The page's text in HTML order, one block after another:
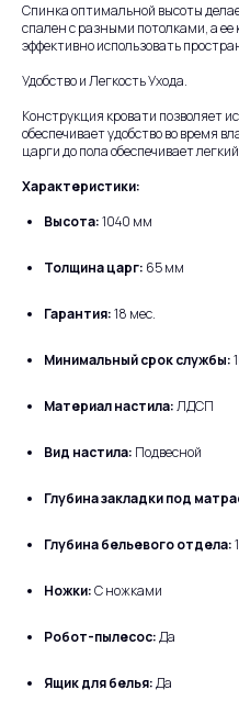
Спинка оптимальной высоты
спален с разными потолками, а
эффективно использовать
Удобство и Легкость Ухода.
Конструкция кровати позволяет
обеспечивает удобство во время
царги до пола обеспечивает
Характеристики:
Высота:1040 мм
Толщина царг: 65 мм
Гарантия:18 мес.
Минимальный срок службы:
Материал настила:ЛДСП
Вид настила: Подвесной
Глубина закладки под
Глубина бельевого отдела:
Ножки:С ножками
Робот-пылесос:Да
Ящик для белья:Да